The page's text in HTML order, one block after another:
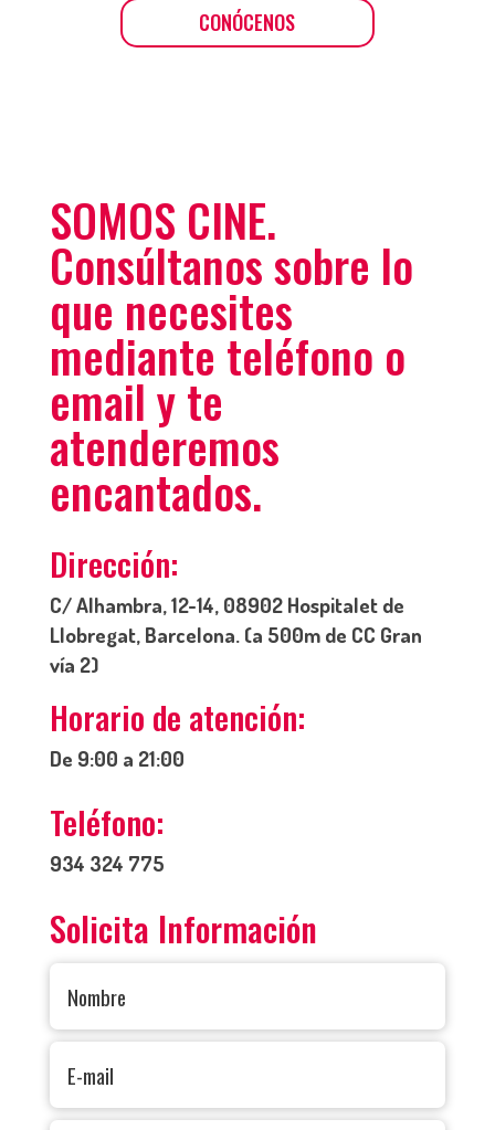
CONÓCENOS
SOMOS CINE.
Consúltanos sobre lo
que necesites
mediante teléfono o
email y te
atenderemos
encantados.
Dirección:
C/ Alhambra, 12-14, 08902 Hospitalet de
Llobregat, Barcelona. (a 500m de CC Gran
vía 2)
Horario de atención:
De 9:00 a 21:00
Teléfono:
934 324 775
Solicita Información